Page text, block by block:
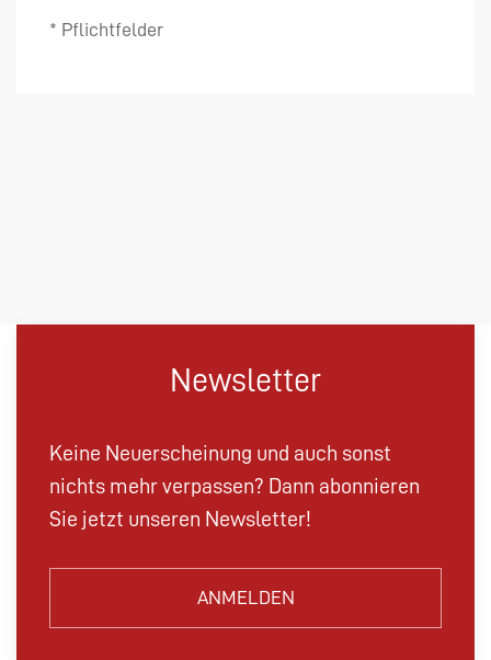
* Pflichtfelder
Newsletter
Keine Neuerscheinung und auch sonst
nichts mehr verpassen? Dann abonnieren
Sie jetzt unseren Newsletter!
ANMELDEN